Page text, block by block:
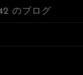
のブログ